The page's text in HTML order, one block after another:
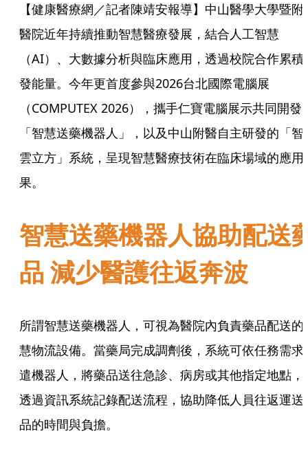
【健康醫療網／記者陳靖安報導】中山醫學大學暨附
醫院近年持續推動智慧醫療發展，結合人工智慧
（AI）、大數據分析與臨床應用，透過校院合作累積
發能量。今年更首度參與2026台北國際電腦展
（COMPUTEX 2026），攜手仁寶電腦展示共同開發
「智慧送藥機器人」，以及中山附醫自主研發的「智
雲立方」系統，呈現智慧醫療技術在臨床場域的應用
果。
智慧送藥機器人協助配送
品 減少醫護往返奔波
所謂智慧送藥機器人，可視為醫院內負責藥品配送的
慧物流設備。當藥局完成調劑後，系統可依任務需求
遣機器人，將藥品送往急診、病房或其他指定地點，
透過資訊系統記錄配送流程，協助降低人員往返運送
品的時間與負擔。